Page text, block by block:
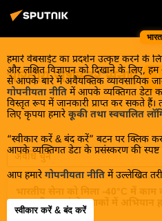
भारत
हमारे वेबसाईट का प्रदर्शन उत्कृष्ट करने के
और लक्षित विज्ञापन को दिखाने के लिए,
से आपके बारे में अवैयक्तिक व्यावसायिक
गोपनीयता नीति में आपके व्यक्तिगत डेटा
विस्तृत रूप में जानकारी प्राप्त कर सकते हैं।
लिए कृपया हमारे कूकी तथा स्वचालित
“स्वीकार करें & बंद करें” बटन पर क्लिक
आपके व्यक्तिगत डेटा के प्रसंस्करण की स्पष्ट
आप हमारे गोपनीयता नीति में उल्लेखित
स्वीकार करें & बंद करें
भारतीय सशस्‍त्र सेनाएँ
अवधि चुनें
वाला डीजल, ऊंचे इलाकों में अभियान
आसान